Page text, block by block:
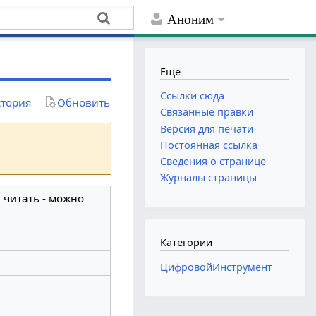
Аноним
Обновить
читать - можно
Ещё
Ссылки сюда
Связанные правки
Версия для печати
Постоянная ссылка
Сведения о странице
Журналы страницы
Категории
ЦифровойИнструмент